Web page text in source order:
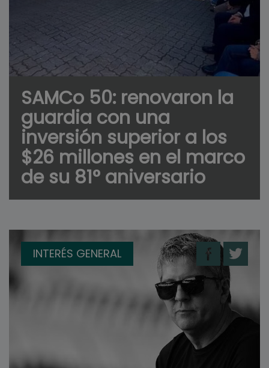
SAMCo 50: renovaron la
guardia con una
inversión superior a los
$26 millones en el marco
de su 81° aniversario
INTERÉS GENERAL